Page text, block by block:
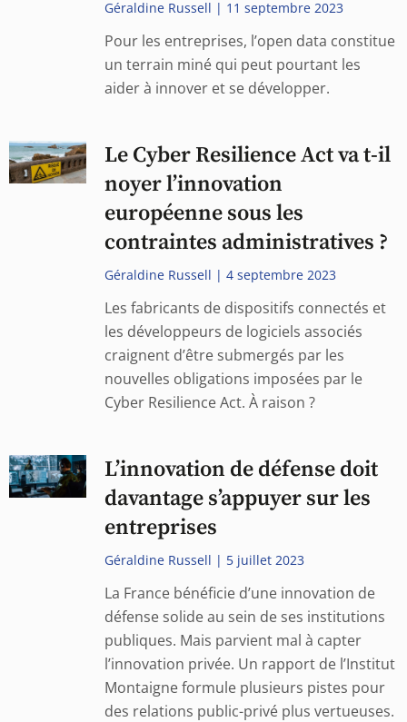
Géraldine Russell 11 septembre 2023
Pour les entreprises, l’open data constitue
un terrain miné qui peut pourtant les
aider à innover et se développer.
Le Cyber Resilience Act va t-il
noyer l’innovation
européenne sous les
contraintes administratives ?
Géraldine Russell 4 septembre 2023
Les fabricants de dispositifs connectés et
les développeurs de logiciels associés
craignent d’être submergés par les
nouvelles obligations imposées par le
Cyber Resilience Act. À raison ?
L’innovation de défense doit
davantage s’appuyer sur les
entreprises
Géraldine Russell 5 juillet 2023
La France bénéficie d’une innovation de
défense solide au sein de ses institutions
publiques. Mais parvient mal à capter
l’innovation privée. Un rapport de l’Institut
Montaigne formule plusieurs pistes pour
des relations public-privé plus vertueuses.